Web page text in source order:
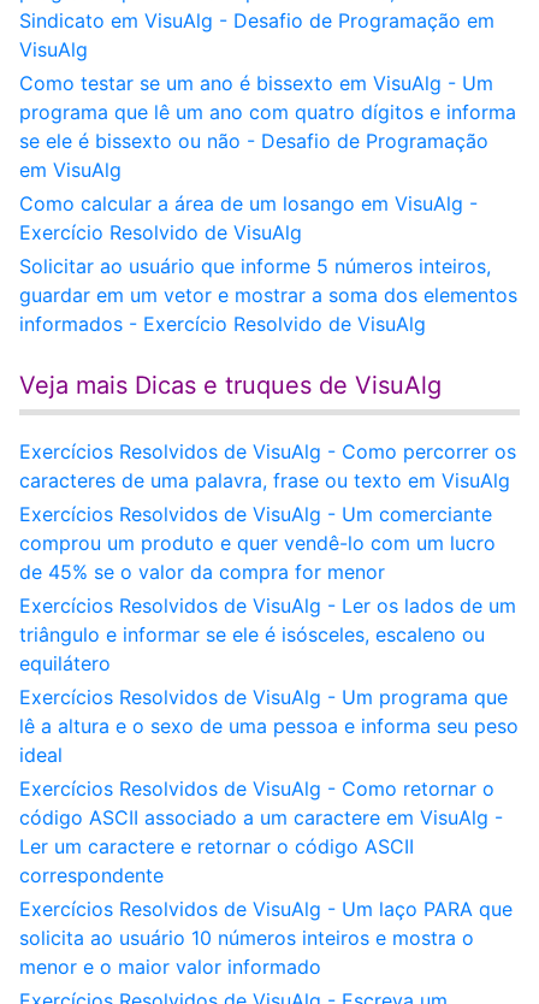
Sindicato em VisuAlg - Desafio de Programação em
VisuAlg
Como testar se um ano é bissexto em VisuAlg - Um
programa que lê um ano com quatro dígitos e informa
se ele é bissexto ou não - Desafio de Programação
em VisuAlg
Como calcular a área de um losango em VisuAlg -
Exercício Resolvido de VisuAlg
Solicitar ao usuário que informe 5 números inteiros,
guardar em um vetor e mostrar a soma dos elementos
informados - Exercício Resolvido de VisuAlg
Veja mais Dicas e truques de VisuAlg
Exercícios Resolvidos de VisuAlg - Como percorrer os
caracteres de uma palavra, frase ou texto em VisuAlg
Exercícios Resolvidos de VisuAlg - Um comerciante
comprou um produto e quer vendê-lo com um lucro
de 45% se o valor da compra for menor
Exercícios Resolvidos de VisuAlg - Ler os lados de um
triângulo e informar se ele é isósceles, escaleno ou
equilátero
Exercícios Resolvidos de VisuAlg - Um programa que
lê a altura e o sexo de uma pessoa e informa seu peso
ideal
Exercícios Resolvidos de VisuAlg - Como retornar o
código ASCII associado a um caractere em VisuAlg -
Ler um caractere e retornar o código ASCII
correspondente
Exercícios Resolvidos de VisuAlg - Um laço PARA que
solicita ao usuário 10 números inteiros e mostra o
menor e o maior valor informado